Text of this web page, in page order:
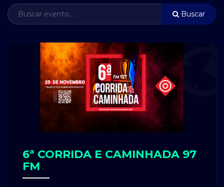
Buscar
6ª CORRIDA E CAMINHADA 97
FM